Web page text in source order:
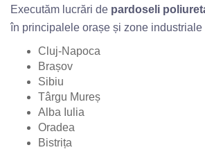
Executăm lucrări de pardoseli
în principalele orașe și zone industriale
Cluj-Napoca
Brașov
Sibiu
Târgu Mureș
Alba Iulia
Oradea
Bistrița